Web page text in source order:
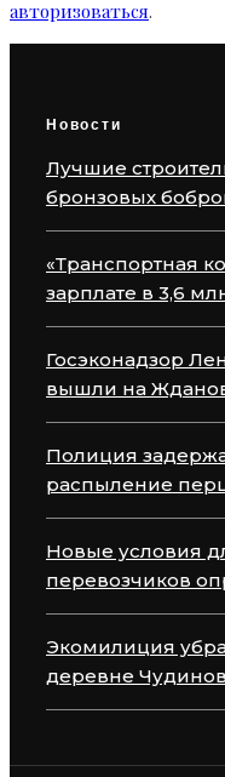
авторизоваться.
Новости
Лучшие
бронзовых
«Транспортная
зарплате в 3,6
Госэконадзор
вышли на
Полиция
распыление
Новые условия
перевозчиков
Экомилиция
деревне